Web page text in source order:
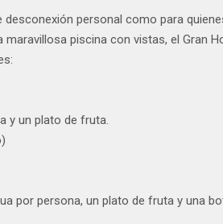
personal como para
piscina con vistas, el Gran
y un plato de fruta.
por persona, un plato de fruta y una